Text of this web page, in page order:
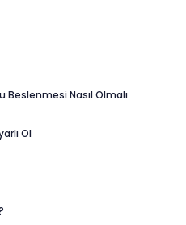
Beslenmesi Nasıl Olmalı
Ol